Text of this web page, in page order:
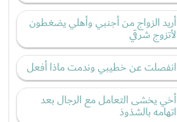
أريد الزواج من أجنبي وأهلي يضغطون
لأتزوج شرقي
انفصلت عن خطيبي وندمت ماذا أفعل
أخي يخشى التعامل مع الرجال بعد
اتهامه بالشذوذ